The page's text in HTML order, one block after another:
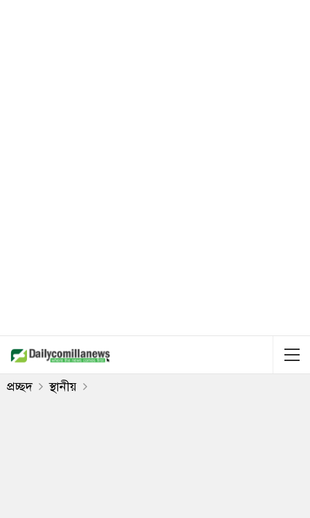
প্রচ্ছদ স্থানীয়